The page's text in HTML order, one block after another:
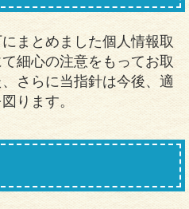
まとめました個人情報取
細心の注意をもってお取
さらに当指針は今後、適
ります。